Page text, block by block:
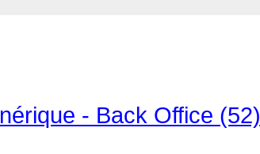
- Back Office (52)